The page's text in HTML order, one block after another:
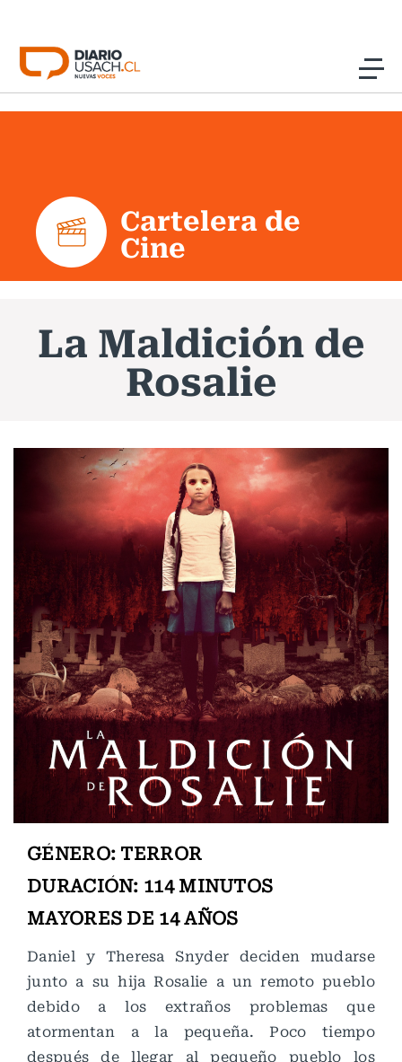
Click acá para ir directamente al contenido
Cultura
Programas Radio y TV Usach
Cartelera de
Cine
La Maldición de
Rosalie
GÉNERO: TERROR
DURACIÓN: 114 MINUTOS
MAYORES DE 14 AÑOS
Daniel y Theresa Snyder deciden mudarse
junto a su hija Rosalie a un remoto pueblo
debido a los extraños problemas que
atormentan a la pequeña. Poco tiempo
después de llegar al pequeño pueblo los